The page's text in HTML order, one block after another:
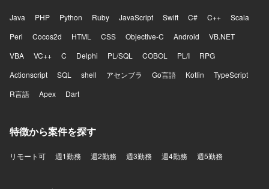
Java PHP Python Ruby JavaScript Swift C# C++
Scala
Perl
Cocos2d HTML CSS Objective-C Android
VB.NET
VBA
VC++ C Delphi PL/SQL COBOL PL/I
RPG
Actionscript
SQL shell アセンブラ Go言語 Kotlin
TypeScript
R言語
Apex Dart
特徴から案件を探す
リモート可 週1勤務 週2勤務 週3勤務 週4勤務 週5勤務